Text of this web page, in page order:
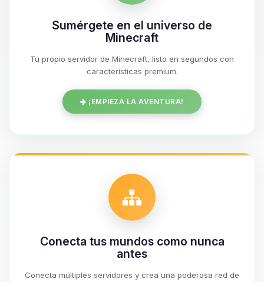
Sumérgete en el universo de
Minecraft
Tu propio servidor de Minecraft, listo en segundos con
características premium.
¡EMPIEZA LA AVENTURA!
Conecta tus mundos como nunca
antes
Conecta múltiples servidores y crea una poderosa red de